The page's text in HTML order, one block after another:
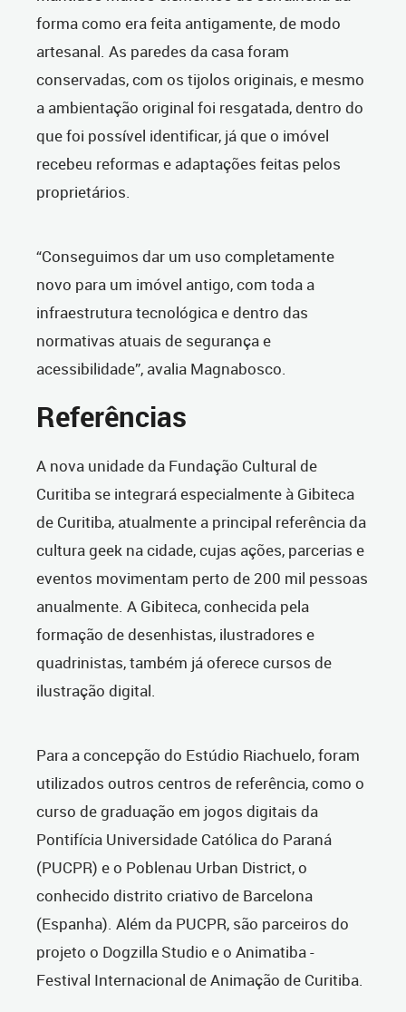
forma como era feita antigamente, de modo
artesanal. As paredes da casa foram
conservadas, com os tijolos originais, e mesmo
a ambientação original foi resgatada, dentro do
que foi possível identificar, já que o imóvel
recebeu reformas e adaptações feitas pelos
proprietários.
“Conseguimos dar um uso completamente
novo para um imóvel antigo, com toda a
infraestrutura tecnológica e dentro das
normativas atuais de segurança e
acessibilidade”, avalia Magnabosco.
Referências
A nova unidade da Fundação Cultural de
Curitiba se integrará especialmente à Gibiteca
de Curitiba, atualmente a principal referência da
cultura geek na cidade, cujas ações, parcerias e
eventos movimentam perto de 200 mil pessoas
anualmente. A Gibiteca, conhecida pela
formação de desenhistas, ilustradores e
quadrinistas, também já oferece cursos de
ilustração digital.
Para a concepção do Estúdio Riachuelo, foram
utilizados outros centros de referência, como o
curso de graduação em jogos digitais da
Pontifícia Universidade Católica do Paraná
(PUCPR) e o Poblenau Urban District, o
conhecido distrito criativo de Barcelona
(Espanha). Além da PUCPR, são parceiros do
projeto o Dogzilla Studio e o Animatiba -
Festival Internacional de Animação de Curitiba.